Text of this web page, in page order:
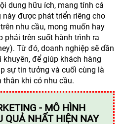
dung hữu ích, mang tính cá
được phát triển riêng cho
nhu cầu, mong muốn hay
phải trên suốt hành trình ra
Từ đó, doanh nghiệp sẽ dần
để giúp khách hàng
sự tin tưởng và cuối cùng là
khi có nhu cầu.
- MÔ HÌNH
QUẢ NHẤT HIỆN NAY